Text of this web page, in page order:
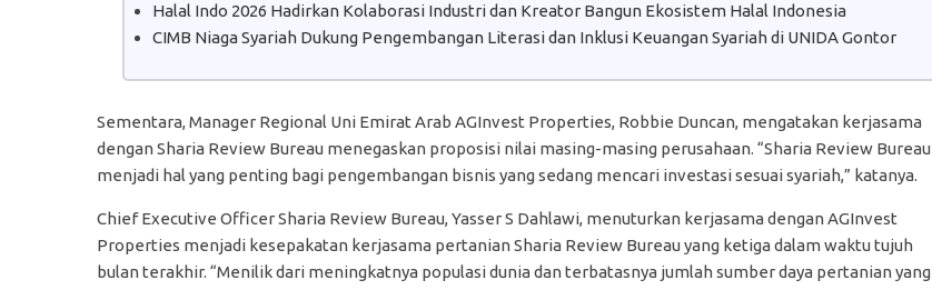
Halal Indo 2026 Hadirkan Kolaborasi Industri dan Kreator Bangun Ekosistem Halal Indonesia
CIMB Niaga Syariah Dukung Pengembangan Literasi dan Inklusi Keuangan Syariah di UNIDA Gontor
Sementara, Manager Regional Uni Emirat Arab AGInvest Properties, Robbie Duncan, mengatakan kerjasama
dengan Sharia Review Bureau menegaskan proposisi nilai masing-masing perusahaan. “Sharia Review Bureau
menjadi hal yang penting bagi pengembangan bisnis yang sedang mencari investasi sesuai syariah,” katanya.
Chief Executive Officer Sharia Review Bureau, Yasser S Dahlawi, menuturkan kerjasama dengan AGInvest
Properties menjadi kesepakatan kerjasama pertanian Sharia Review Bureau yang ketiga dalam waktu tujuh
bulan terakhir. “Menilik dari meningkatnya populasi dunia dan terbatasnya jumlah sumber daya pertanian yang